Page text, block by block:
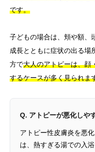
です。
子どもの場合は、頬や額、
成長とともに症状の出る場
方で大人のアトピーは、顔
するケースが多く見られま
Q. アトピーが悪化しや
アトピー性皮膚炎を悪
は、熱すぎる湯での入